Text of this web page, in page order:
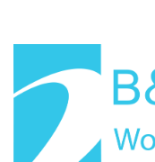
一个包含超过90万
作伙伴和分析市场
如有任何疑问，请